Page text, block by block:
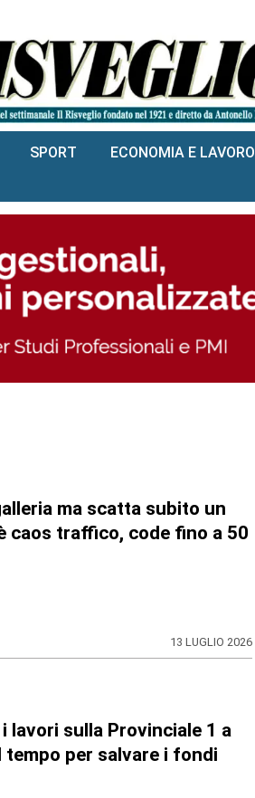
SPORT ECONOMIA E LAVORO
ma scatta subito un
caos traffico, code fino a 50
13 LUGLIO 2026
lavori sulla Provinciale 1 a
per salvare i fondi